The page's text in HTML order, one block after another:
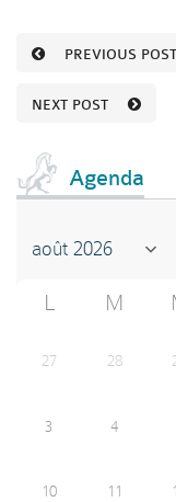
PREVIOUS POST
NEXT POST
Agenda
L M
27 28
3 4
10 11